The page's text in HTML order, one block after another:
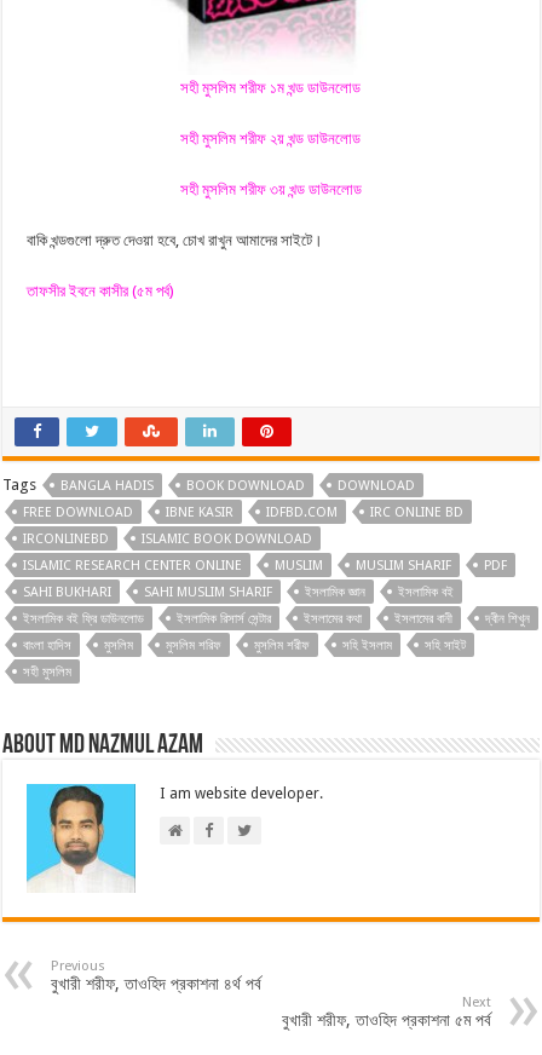
সহী মুসলিম শরীফ ১ম খন্ড ডাউনলোড
সহী মুসলিম শরীফ ২য় খন্ড ডাউনলোড
সহী মুসলিম শরীফ ৩য় খন্ড ডাউনলোড
বাকি খন্ডগুলো দ্রুত দেওয়া হবে, চোখ রাখুন আমাদের সাইটে।
তাফসীর ইবনে কাসীর (৫ম পর্ব)
Tags BANGLA HADIS BOOK DOWNLOAD
DOWNLOAD
FREE DOWNLOAD
IBNE KASIR IDFBD.COM
IRC ONLINE BD
IRCONLINEBD
ISLAMIC BOOK DOWNLOAD
ISLAMIC RESEARCH CENTER ONLINE
MUSLIM MUSLIM SHARIF
PDF
SAHI BUKHARI
SAHI MUSLIM SHARIF ইসলামিক জ্ঞান
ইসলামিক বই
ইসলামিক বই ফ্রি ডাউনলোড
ইসলামিক রিসার্স সেন্টার ইসলামের কথা ইসলামের বানী
দ্বীন শিখুন
বাংলা হাদিস
মুসলিম মুসলিম শরিফ মুসলিম শরীফ সহি ইসলাম
সহি সাইট
সহী মুসলিম
About Md Nazmul Azam
I am website developer.
Previous
বুখারী শরীফ, তাওহিদ প্রকাশনা ৪র্থ পর্ব
Next
বুখারী শরীফ, তাওহিদ প্রকাশনা ৫ম পর্ব